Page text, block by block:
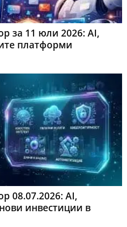
за 11 юли 2026: AI,
платформи
08.07.2026: AI,
инвестиции в